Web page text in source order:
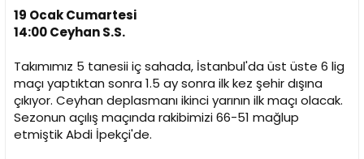
a
t
n
h
i
19 Ocak Cumartesi
14:00 Ceyhan S.S.
Takımımız 5 tanesii iç sahada, İstanbul'da üst üste 6 lig
maçı yaptıktan sonra 1.5 ay sonra ilk kez şehir dışına
çıkıyor. Ceyhan deplasmanı ikinci yarının ilk maçı olacak.
Sezonun açılış maçında rakibimizi 66-51 mağlup
etmiştik Abdi İpekçi'de.